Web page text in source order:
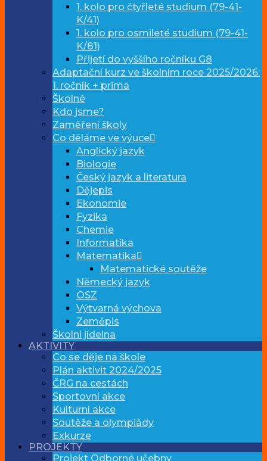
1. kolo pro čtyřleté studium (79-41-
K/41)
1. kolo pro osmileté studium (79-41-
K/81)
Přijetí do vyššího ročníku G8
Adaptační kurz ve školním roce 2025/2026:
1. ročník + prima
Školné
Kdo jsme?
Zaměření školy
Co děláme ve výuce
Anglický jazyk
Biologie
Český jazyk a literatura
Dějepis
Ekonomie
Fyzika
Chemie
Informatika
Matematika
Matematické soutěže
Německý jazyk
OSZ
Výtvarná výchova
Zeměpis
Školní jídelna
AKTIVITY
Co se děje na škole
Plán aktivit 2024/2025
ČRG na cestách
Sportovní akce
Kulturní akce
Soutěže a olympiády
Exkurze
PROJEKTY
Projekt Odborné učebny